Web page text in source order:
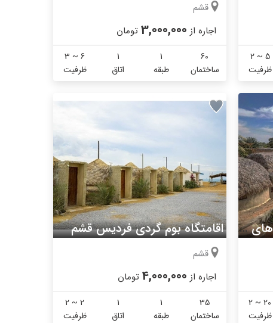
2 ~ 5
ظرفیت
قشم
اجاره از 3,000,000 تومان
60
ساختمان
1
طبقه
1
اتاق
3 ~ 6
ظرفیت
اقامتگاه بوم گردی باغ آیین های زینت
2 ~ 20
ظرفیت
اقامتگاه بوم گردی فردیس قشم
قشم
اجاره از 4,000,000 تومان
35
ساختمان
1
طبقه
1
اتاق
2 ~ 2
ظرفیت